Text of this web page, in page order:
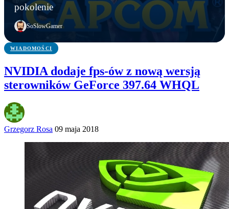
pokolenie
SoSlowGamer
WWE chce zastrzec znak towarowy „Vice City”.
Przypadek?
Gameplay z GTA 6 niebawem. Rockstar oficjalnie
zapowiada
Statystyki Capcomu przywracają wiarę w młode
pokolenie
WIADOMOŚCI
NVIDIA dodaje fps-ów z nową wersją
sterowników GeForce 397.64 WHQL
Grzegorz Rosa 09 maja 2018